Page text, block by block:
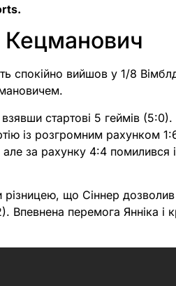
Кецманович
спокійно вийшов у 1/8
стартові 5 геймів (5:0).
із розгромним рахунком
за рахунку 4:4 помилився
різницею, що Сіннер
Впевнена перемога Янніка і